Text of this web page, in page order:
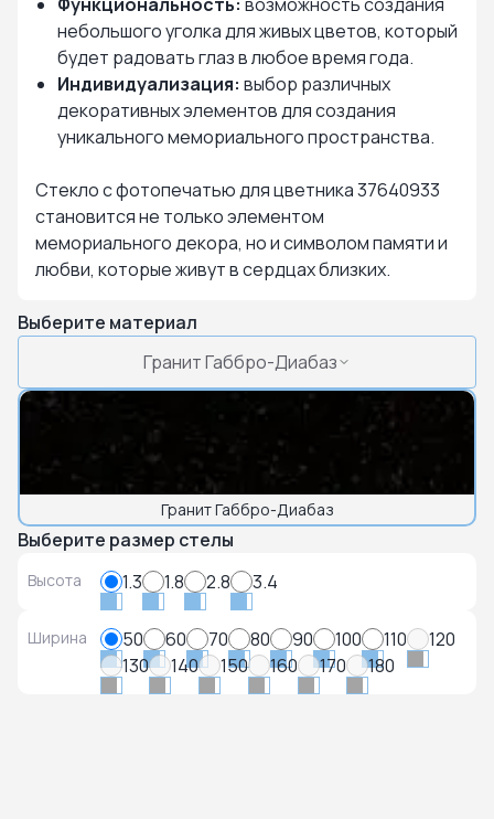
небольшого уголка для живых цветов, который
будет радовать глаз в любое время года.
Индивидуализация: выбор различных
декоративных элементов для создания
уникального мемориального пространства.
Стекло с фотопечатью для цветника 37640933
становится не только элементом
мемориального декора, но и символом памяти и
любви, которые живут в сердцах близких.
Выберите материал
Гранит Габбро-Диабаз
Гранит Габбро-Диабаз
Выберите размер стелы
Высота 1.3 1.8 2.8 3.4
Ширина 50 60 70 80 90 100 110
120
130
140 150 160 170 180